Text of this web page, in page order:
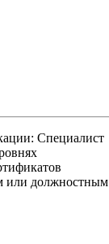
Специалист
или должностным